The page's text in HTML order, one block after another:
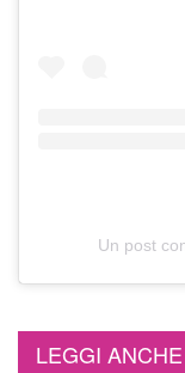
Un post
LEGGI ANCHE